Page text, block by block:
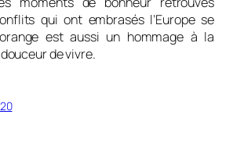
qui ont embrasés l’Europe se
est aussi un hommage à la
de vivre.